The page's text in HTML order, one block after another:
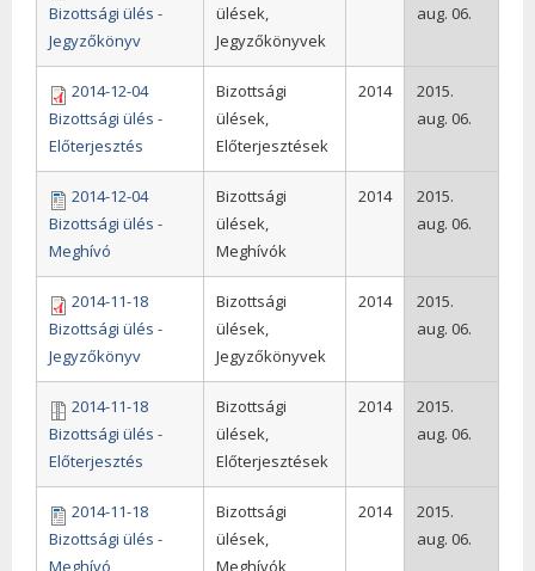
Bizottsági ülés -
Jegyzőkönyv
ülések,
Jegyzőkönyvek
aug. 06.
2014-12-04
Bizottsági ülés -
Előterjesztés
Bizottsági
ülések,
Előterjesztések
2014
2015.
aug. 06.
2014-12-04
Bizottsági ülés -
Meghívó
Bizottsági
ülések,
Meghívók
2014
2015.
aug. 06.
2014-11-18
Bizottsági ülés -
Jegyzőkönyv
Bizottsági
ülések,
Jegyzőkönyvek
2014
2015.
aug. 06.
2014-11-18
Bizottsági ülés -
Előterjesztés
Bizottsági
ülések,
Előterjesztések
2014
2015.
aug. 06.
2014-11-18
Bizottsági ülés -
Meghívó
Bizottsági
ülések,
Meghívók
2014
2015.
aug. 06.